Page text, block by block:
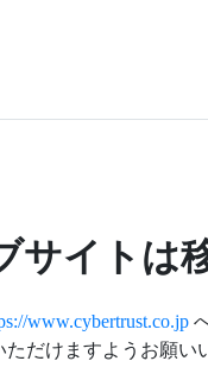
サイトは
www.cybertrust.co.jp
だけますようお願い